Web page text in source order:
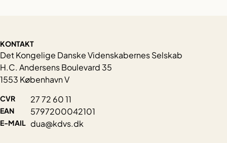
KONTAKT
Det Kongelige Danske Videnskabernes Selskab
H.C. Andersens Boulevard 35
1553 København V
CVR 27 72 60 11
EAN 5797200042101
E-MAIL dua@kdvs.dk